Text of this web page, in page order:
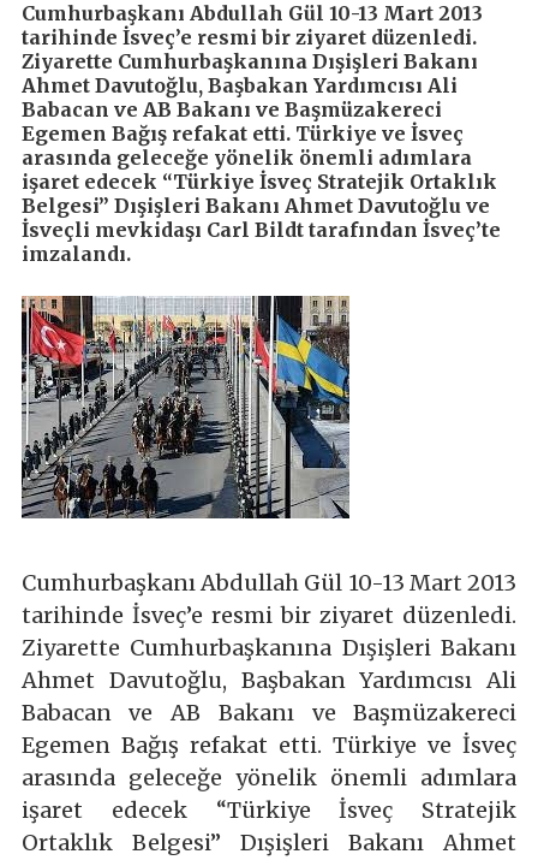
Cumhurbaşkanı Abdullah Gül 10-13 Mart 2013
tarihinde İsveç’e resmi bir ziyaret düzenledi.
Ziyarette Cumhurbaşkanına Dışişleri Bakanı
Ahmet Davutoğlu, Başbakan Yardımcısı Ali
Babacan ve AB Bakanı ve Başmüzakereci
Egemen Bağış refakat etti. Türkiye ve İsveç
arasında geleceğe yönelik önemli adımlara
işaret edecek “Türkiye İsveç Stratejik Ortaklık
Belgesi” Dışişleri Bakanı Ahmet Davutoğlu ve
İsveçli mevkidaşı Carl Bildt tarafından İsveç’te
imzalandı.
Cumhurbaşkanı Abdullah Gül 10-13 Mart 2013
tarihinde İsveç’e resmi bir ziyaret düzenledi.
Ziyarette Cumhurbaşkanına Dışişleri Bakanı
Ahmet Davutoğlu, Başbakan Yardımcısı Ali
Babacan ve AB Bakanı ve Başmüzakereci
Egemen Bağış refakat etti. Türkiye ve İsveç
arasında geleceğe yönelik önemli adımlara
işaret edecek “Türkiye İsveç Stratejik
Ortaklık Belgesi” Dışişleri Bakanı Ahmet